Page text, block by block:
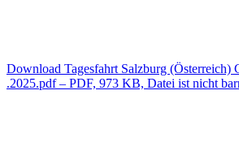
Download Tagesfahrt Salzburg (Österreich)
.2025.pdf – PDF, 973 KB, Datei ist nicht